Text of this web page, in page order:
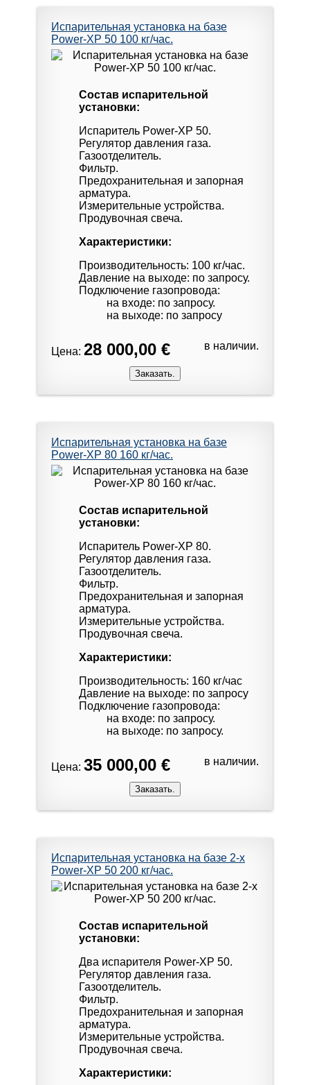
Испарительная установка на базе
Power-XP 50 100 кг/час.
Состав испарительной
установки:
Испаритель Power-XP 50.
Регулятор давления газа.
Газоотделитель.
Фильтр.
Предохранительная и запорная
арматура.
Измерительные устройства.
Продувочная свеча.
Характеристики:
Производительность: 100 кг/час.
Давление на выходе: по запросу.
Подключение газопровода:
на входе: по запросу.
на выходе: по запросу
Цена: 28 000,00 € в наличии.
Испарительная установка на базе
Power-XP 80 160 кг/час.
Состав испарительной
установки:
Испаритель Power-XP 80.
Регулятор давления газа.
Газоотделитель.
Фильтр.
Предохранительная и запорная
арматура.
Измерительные устройства.
Продувочная свеча.
Характеристики:
Производительность: 160 кг/час
Давление на выходе: по запросу
Подключение газопровода:
на входе: по запросу.
на выходе: по запросу.
Цена: 35 000,00 € в наличии.
Испарительная установка на базе 2-х
Power-XP 50 200 кг/час.
Состав испарительной
установки:
Два испарителя Power-XP 50.
Регулятор давления газа.
Газоотделитель.
Фильтр.
Предохранительная и запорная
арматура.
Измерительные устройства.
Продувочная свеча.
Характеристики: